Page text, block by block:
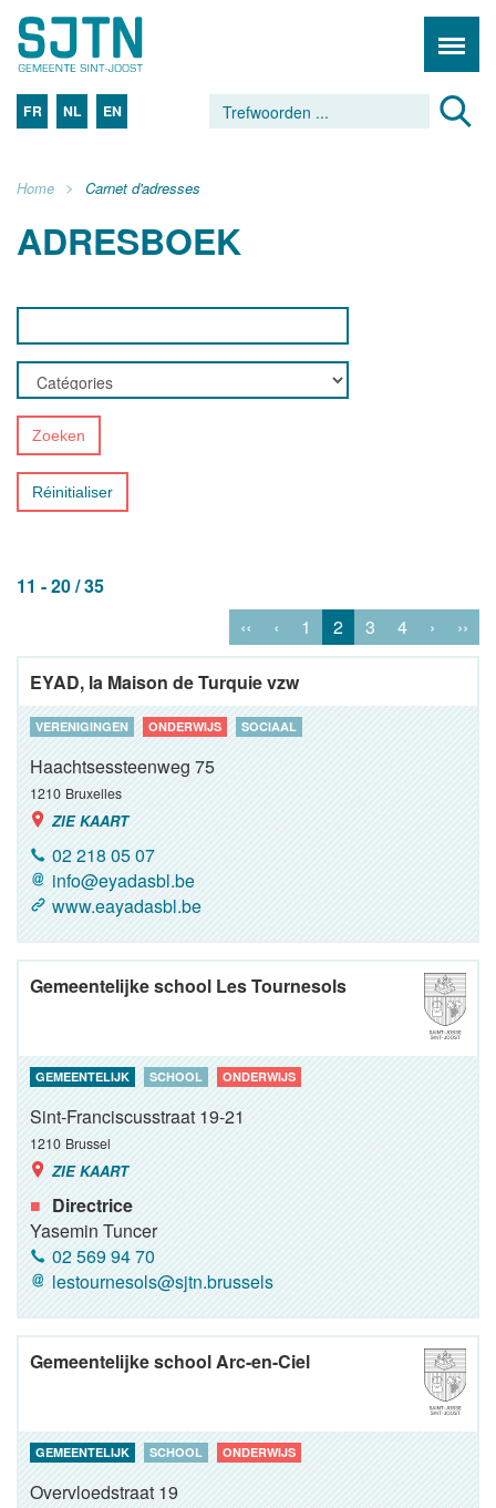
FR NL EN
Home Carnet d'adresses
ADRESBOEK
Zoeken
Réinitialiser
11 - 20 / 35
‹‹
‹ 1 2 3 4 › ››
EYAD, la Maison de Turquie vzw
VERENIGINGEN ONDERWIJS SOCIAAL
Haachtsessteenweg 75
1210 Bruxelles
ZIE KAART
02 218 05 07
info@eyadasbl.be
www.eayadasbl.be
Gemeentelijke school Les Tournesols
GEMEENTELIJK SCHOOL ONDERWIJS
Sint-Franciscusstraat 19-21
1210 Brussel
ZIE KAART
Directrice
Yasemin Tuncer
02 569 94 70
lestournesols@sjtn.brussels
Gemeentelijke school Arc-en-Ciel
GEMEENTELIJK SCHOOL ONDERWIJS
Overvloedstraat 19